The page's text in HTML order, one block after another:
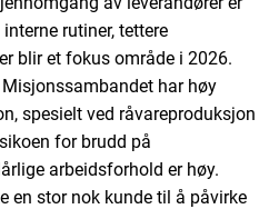
rutiner, tettere
blir et fokus område i 2026.
har høy
spesielt ved råvareproduksjon
for brudd på
arbeidsforhold er høy.
en stor nok kunde til å påvirke